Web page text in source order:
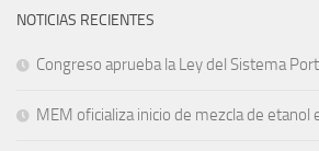
NOTICIAS RECIENTES
Congreso aprueba la Ley del Sistema
MEM oficializa inicio de mezcla de etanol